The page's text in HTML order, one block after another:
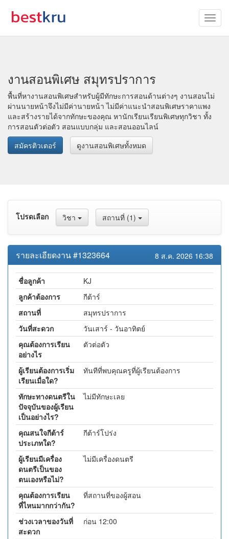
งานสอนพิเศษ สมุทรปราการ
พื้นที่หางานสอนพิเศษสำหรับผู้มีทักษะการสอนด้านต่างๆ งานสอนไม่
ผ่านนายหน้าจึงไม่มีค่านายหน้า ไม่มีค่าแนะนำสอนพิเศษราคาแพง
และสร้างรายได้จากทักษะของคุณ หานักเรียนเรียนพิเศษทุกวิชา ทั้ง
การสอนตัวต่อตัว สอนแบบกลุ่ม และสอนออนไลน์
สมัครติวเตอร์
ดูงานสอนพิเศษทั้งหมด
โปรดเลือก วิชา สถานที่ (1)
8 ส.ค. 2026 16:38
รายละเอียดงาน #1323664
ชื่อลูกค้า
KJ
ลูกค้าต้องการ
กีต้าร์
สถานที่
สมุทรปราการ
วันที่สะดวก
วันเสาร์ - วันอาทิตย์
คุณต้องการเรียน
อย่างไร
ตัวต่อตัว
ผู้เรียนต้องการเริ่ม
เรียนเมื่อใด?
ทันทีที่พบคุณครูที่ผู้เรียนต้องการ
ทักษะทางดนตรีใน
ปัจจุบันของผู้เรียน
เป็นอย่างไร?
ไม่มีทักษะเลย
คุณสนใจกีต้าร์
ประเภทใด?
กีต้าร์โปร่ง
ผู้เรียนมีเครื่อง
ดนตรีเป็นของ
ตนเองหรือไม่?
ไม่มีเครื่องดนตรี
คุณต้องการเรียน
ที่ไหนมากกว่ากัน?
ที่สถานที่ของผู้สอน
ช่วงเวลาของวันที่
สะดวก
ก่อน 12:00